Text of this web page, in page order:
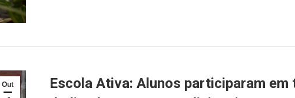
Out
Escola Ativa: Alunos participaram em